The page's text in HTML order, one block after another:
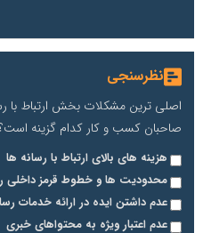
نظرسنجی
اصلی ترین مشکلات بخش ارتباط با
صاحبان کسب و کار کدام گزینه
هزینه های بالای ارتباط با رسانه ها
محدودیت ها و خطوط قرمز داخلی
عدم داشتن ایده در ارائه خدمات
عدم اعتبار ویژه به محتواهای خبری